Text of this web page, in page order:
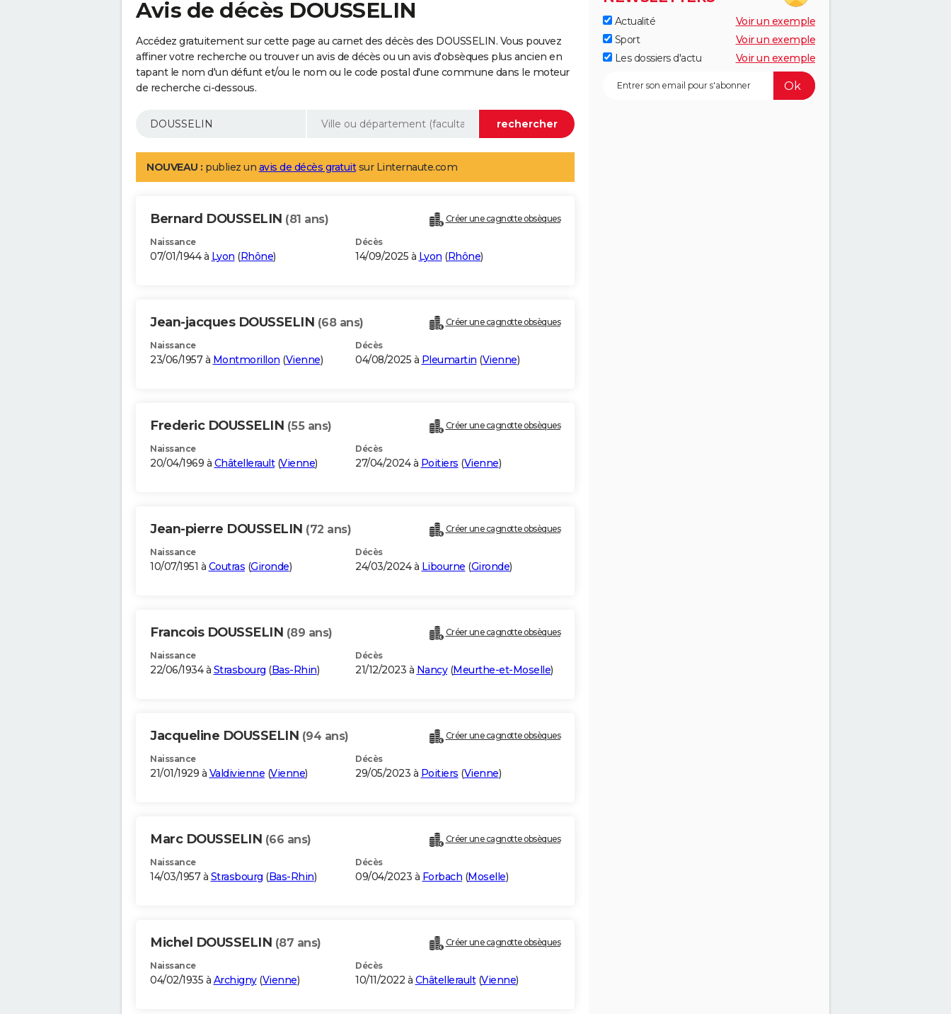
Avis de décès DOUSSELIN
Accédez gratuitement sur cette page au carnet des décès des DOUSSELIN. Vous pouvez
affiner votre recherche ou trouver un avis de décès ou un avis d'obsèques plus ancien en
tapant le nom d'un défunt et/ou le nom ou le code postal d'une commune dans le moteur
de recherche ci-dessous.
NOUVEAU : publiez un avis de décès gratuitsur Linternaute.com
Bernard DOUSSELIN (81 ans) Créer une cagnotte obsèques
Naissance
07/01/1944 à Lyon (Rhône)
Décès
14/09/2025 à Lyon (Rhône)
Jean-jacques DOUSSELIN (68 ans) Créer une cagnotte obsèques
Naissance
23/06/1957 à Montmorillon (Vienne)
Décès
04/08/2025 à Pleumartin (Vienne)
Frederic DOUSSELIN (55 ans) Créer une cagnotte obsèques
Naissance
20/04/1969 à Châtellerault(Vienne)
Décès
27/04/2024 à Poitiers (Vienne)
Jean-pierre DOUSSELIN (72 ans) Créer une cagnotte obsèques
Naissance
10/07/1951 à Coutras (Gironde)
Décès
24/03/2024 à Libourne (Gironde)
Francois DOUSSELIN (89 ans) Créer une cagnotte obsèques
Naissance
22/06/1934 à Strasbourg (Bas-Rhin)
Décès
21/12/2023 à Nancy(Meurthe-et-Moselle)
Jacqueline DOUSSELIN (94 ans) Créer une cagnotte obsèques
Naissance
21/01/1929 à Valdivienne (Vienne)
Décès
29/05/2023 à Poitiers (Vienne)
Marc DOUSSELIN (66 ans) Créer une cagnotte obsèques
Naissance
14/03/1957 à Strasbourg (Bas-Rhin)
Décès
09/04/2023 à Forbach (Moselle)
Michel DOUSSELIN (87 ans) Créer une cagnotte obsèques
Naissance
04/02/1935 à Archigny(Vienne)
Décès
10/11/2022 à Châtellerault(Vienne)
Actualité
Voir un exemple
Sport
Voir un exemple
Les dossiers d'actu
Voir un exemple